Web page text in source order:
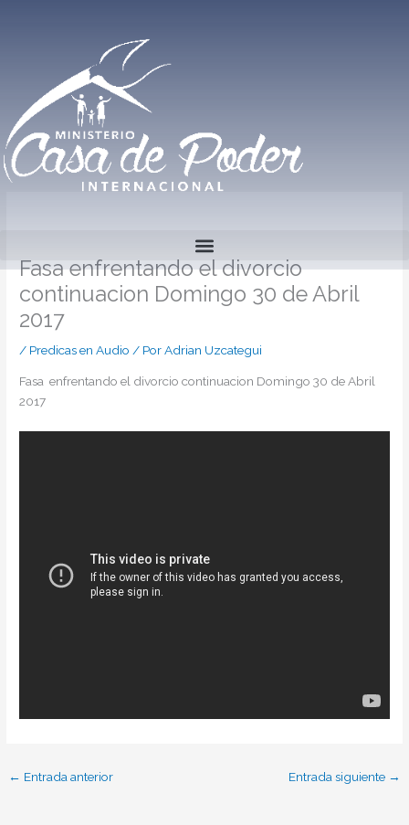
Fasa enfrentando el divorcio
continuacion Domingo 30 de Abril
2017
/ Predicas en Audio / PorAdrian Uzcategui
Fasa enfrentando el divorcio continuacion Domingo 30 de Abril
2017
← Entrada anterior Entrada siguiente →